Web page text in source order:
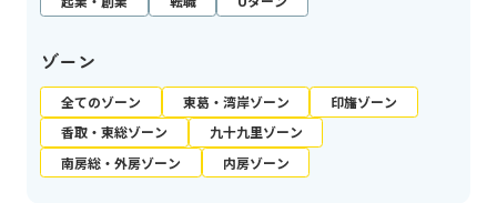
ゾーン
全てのゾーン 東葛・湾岸ゾーン
印旛ゾーン
香取・東総ゾーン
九十九里ゾーン
南房総・外房ゾーン
内房ゾーン